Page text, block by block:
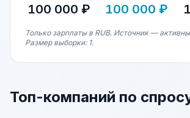
100 000 ₽ 100 000 ₽
Только зарплаты в RUB. Источник —
Размер выборки: 1.
Топ-компаний по